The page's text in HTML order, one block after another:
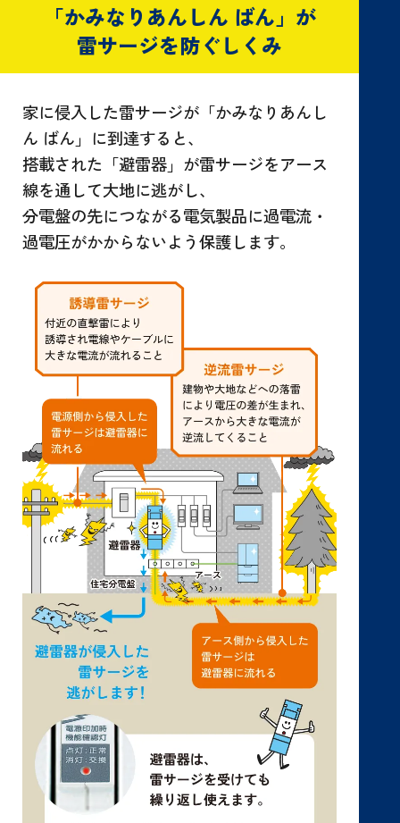
「かみなりあんしん ばん」が
雷サージを防ぐしくみ
家に侵入した雷サージが「かみなりあんし
ん ばん」に到達すると、
搭載された「避雷器」が雷サージをアース
線を通して大地に逃がし、
分電盤の先につながる電気製品に過電流・
過電圧がかからないよう保護します。